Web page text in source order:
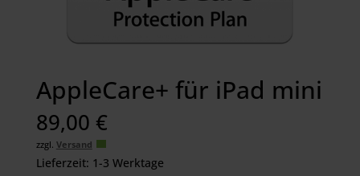
AppleCare+ für iPad mini
89,00 €
zzgl. Versand
Lieferzeit: 1-3 Werktage